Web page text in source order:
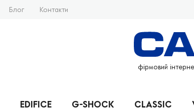
Блог Контакти
фірмовий
EDIFICE G-SHOCK CLASSIC